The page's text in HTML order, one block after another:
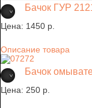
Бачок ГУР
Цена: 1450 p.
Описание товара
Бачок
Цена: 250 p.